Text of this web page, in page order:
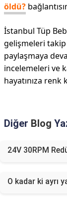
öldü?
İstanbul Tüp
gelişmeleri
paylaşmaya
incelemeleri ve
hayatınıza renk
Diğer Blog
24V 30RPM
O kadar ki ayrı